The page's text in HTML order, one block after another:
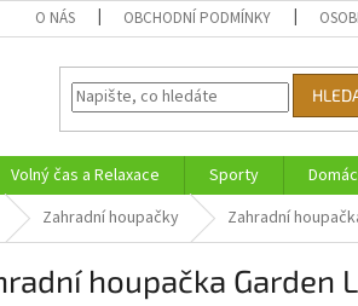
O NÁS OBCHODNÍ PODMÍNKY
Volný čas a Relaxace Sporty
Zahradní houpačky Zahradní
houpačka Garden